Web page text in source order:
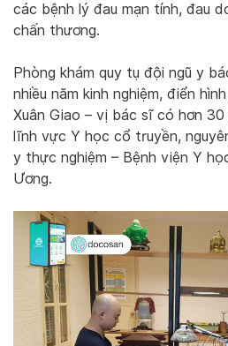
các bệnh lý đau mạn tính, đau
chấn thương.
Phòng khám quy tụ đội ngũ y
nhiều năm kinh nghiệm, điển
Xuân Giao – vị bác sĩ có hơn
lĩnh vực Y học cổ truyền,
y thực nghiệm – Bệnh viện Y
Ương.